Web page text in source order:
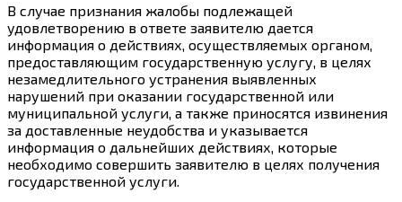
В случае признания жалобы подлежащей
удовлетворению в ответе заявителю дается
информация о действиях, осуществляемых органом,
предоставляющим государственную услугу, в целях
незамедлительного устранения выявленных
нарушений при оказании государственной или
муниципальной услуги, а также приносятся извинения
за доставленные неудобства и указывается
информация о дальнейших действиях, которые
необходимо совершить заявителю в целях получения
государственной услуги.